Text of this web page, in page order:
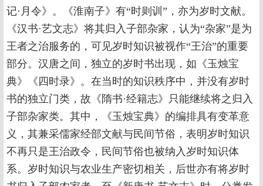
记·月令》。《淮南子》有“时则训”，亦为岁时文献。
《汉书·艺文志》将其归入子部杂家，认为“杂家”是为
王者之治服务的，可见岁时知识被视作“王治”的重要
部分。汉唐之间，独立的岁时书出现，如《玉烛宝
典》《四时录》。在当时的知识秩序中，并没有岁时
书的独立门类，故《隋书·经籍志》只能继续将之归入
子部杂家类。其中，《玉烛宝典》的编排具有变革意
义，其兼采儒家经部文献与民间节俗，表明岁时知识
不再只是王治政令，民间节俗也被纳入岁时知识体
系。岁时知识与农业生产密切相关，后世亦有将岁时